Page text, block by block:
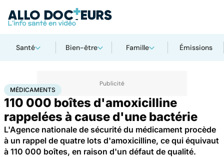
Santé Bien-être Famille Émissions
AccueilSantéMédicaments Médicaments
MÉDICAMENTS
110 000 boîtes d'amoxicilline
rappelées à cause d'une bactérie
L'Agence nationale de sécurité du médicament procède
à un rappel de quatre lots d'amoxicilline, ce qui équivaut
à 110 000 boîtes, en raison d'un défaut de qualité.